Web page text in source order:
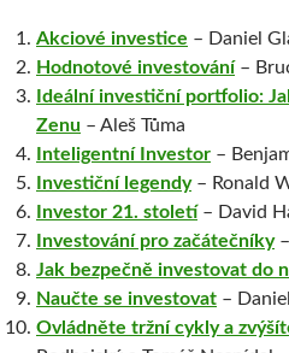
Akciové investice – Daniel
Hodnotové investování–
Ideální investiční portfolio:
Zenu – Aleš Tůma
Inteligentní Investor –
Investiční legendy– Ronald
Investor 21. století– David
Investování pro začátečníky–
Jak bezpečně investovat do
Naučte se investovat –
Ovládněte tržní cykly a